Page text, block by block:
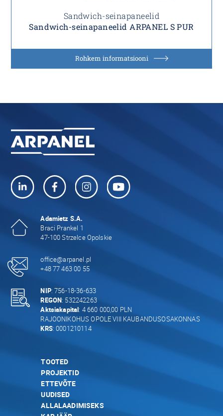
Sandwich-seinapaneelid
Sandwich-seinapaneelid ARPANEL S PUR
Rohkem informatsiooni
Adamietz S.A.
Braci Prankel 1
47-100 Strzelce Opolskie
office@arpanel.pl
+48 77 463 00 55
NIP: 756-18-36-633
REGON: 532242263
Aktsiakapital: 4 660 000,00 PLN
RAJOONIKOHUS OPOLE VIII KAUBANDUSOSAKONNAS
KRS: 0001210114
TOOTED
PROJEKTID
ETTEVÕTE
UUDISED
ALLALAADIMISEKS